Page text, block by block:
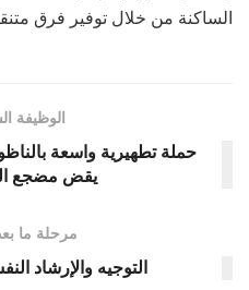
الساكنة من خلال توفير فرق
الوظيفة
حملة تطهيرية واسعة
يقض مضجع
مرحلة ما
التوجيه والإرشاد